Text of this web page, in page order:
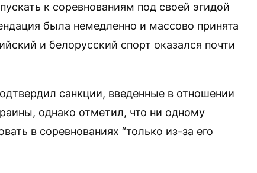
к соревнованиям под своей эгидой
была немедленно и массово принята
и белорусский спорт оказался почти
санкции, введенные в отношении
однако отметил, что ни одному
в соревнованиях “только из-за его